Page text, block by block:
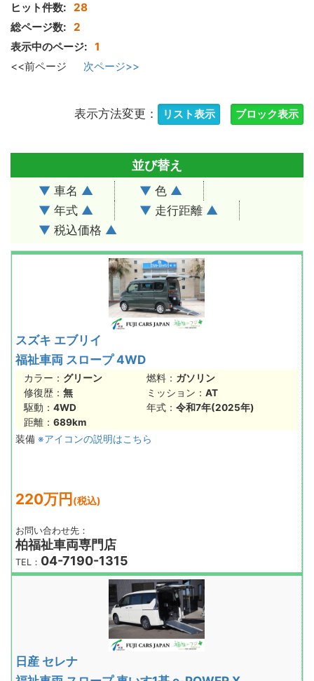
ヒット件数: 28
総ページ数: 2
表示中のページ: 1
<<前ページ
次ページ>>
表示方法変更：
並び替え
▼ 車名 ▲ ▼ 色 ▲
▼ 年式 ▲ ▼ 走行距離 ▲
▼ 税込価格 ▲
スズキ エブリイ
福祉車両 スロープ 4WD
カラー： グリーン 燃料： ガソリン
修復歴： 無 ミッション： AT
駆動： 4WD 年式： 令和7年(2025年)
距離： 689km
装備 ※アイコンの説明はこちら
220万円 (税込)
お問い合わせ先：
柏福祉車両専門店
TEL： 04-7190-1315
日産 セレナ